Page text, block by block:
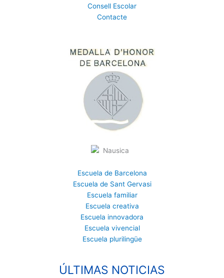
Consell Escolar
Contacte
Escuela de Barcelona
Escuela de Sant Gervasi
Escuela familiar
Escuela creativa
Escuela innovadora
Escuela vivencial
Escuela plurilingüe
ÚLTIMAS NOTICIAS